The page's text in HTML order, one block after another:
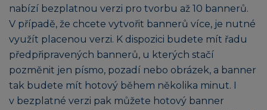
nabízí bezplatnou verzi pro tvorbu až 10 bannerů.
V případě, že chcete vytvořit bannerů více, je nutné
využít placenou verzi. K dispozici budete mít řadu
předpřipravených bannerů, u kterých stačí
pozměnit jen písmo, pozadí nebo obrázek, a banner
tak budete mít hotový během několika minut. I
v bezplatné verzi pak můžete hotový banner